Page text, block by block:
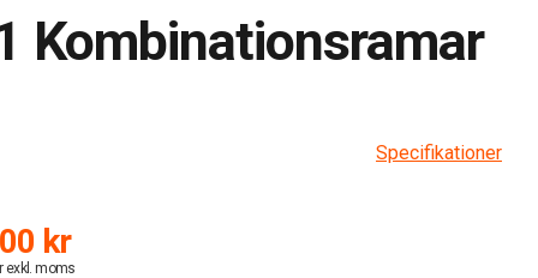
Kombinationsramar
Specifikationer
kr
exkl. moms